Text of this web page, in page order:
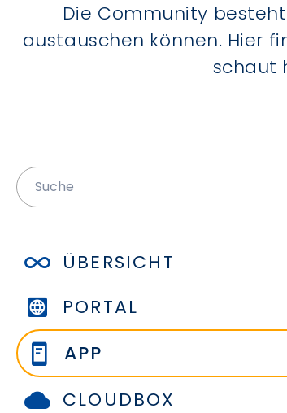
Die Community
austauschen können. Hier
schaut
ÜBERSICHT
PORTAL
APP
CLOUDBOX